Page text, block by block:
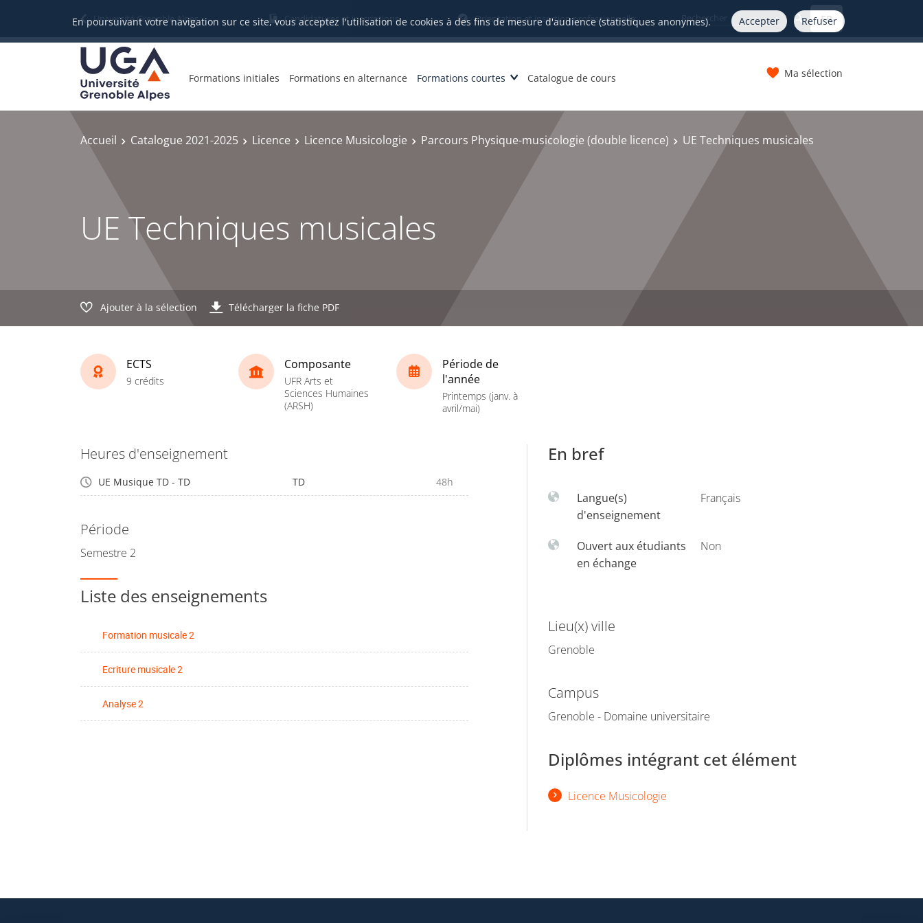
En poursuivant votre navigation sur ce site, vous acceptez l'utilisation de cookies à des fins de mesure d'audience (statistiques anonymes). Accepter Refuser
Université Grenoble Alpes Candidatures et inscriptions Orientation et insertion professionnelle FR
Formations initiales Formations en alternance Formations courtes Catalogue de cours Ma sélection
Accueil Catalogue 2021-2025 Licence Licence Musicologie Parcours Physique-musicologie (double licence) UE Techniques musicales
UE Techniques musicales
Ajouter à la sélection Télécharger la fiche PDF
ECTS
9 crédits
Composante
UFR Arts et
Sciences Humaines
(ARSH)
Période de
l'année
Printemps (janv. à
avril/mai)
Heures d'enseignement
UE Musique TD - TD TD 48h
Période
Semestre 2
Liste des enseignements
Formation musicale 2
Ecriture musicale 2
Analyse 2
En bref
Langue(s)
d'enseignement
Français
Ouvert aux étudiants
en échange
Non
Lieu(x) ville
Grenoble
Campus
Grenoble - Domaine universitaire
Diplômes intégrant cet élément
Licence Musicologie